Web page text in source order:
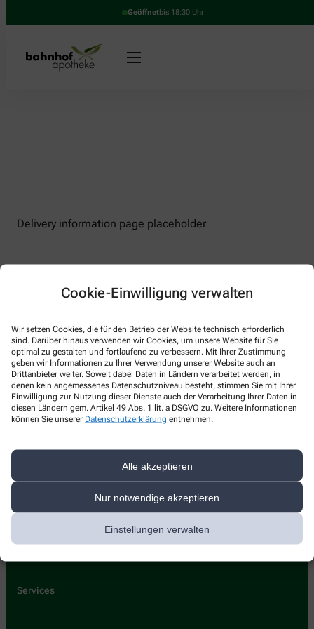
Cookie-Einwilligung verwalten
Wir setzen Cookies, die für den Betrieb der Website technisch erforderlich
sind. Darüber hinaus verwenden wir Cookies, um unsere Website für Sie
optimal zu gestalten und fortlaufend zu verbessern. Mit Ihrer Zustimmung
geben wir Informationen zu Ihrer Verwendung unserer Website auch an
Drittanbieter weiter. Soweit dabei Daten in Ländern verarbeitet werden, in
denen kein angemessenes Datenschutzniveau besteht, stimmen Sie mit Ihrer
Einwilligung zur Nutzung dieser Dienste auch der Verarbeitung Ihrer Daten in
diesen Ländern gem. Artikel 49 Abs. 1 lit. a DSGVO zu. Weitere Informationen
können Sie unserer Datenschutzerklärung entnehmen.
Alle akzeptieren
Nur notwendige akzeptieren
Einstellungen verwalten
Geöffnetbis 18:30 Uhr
Delivery information page placeholder
Kontakt
Bahnhof-Apotheke Delcare OHG
Bahnhofstr. 11-13,27749 Delmenhorst
04221 14506
bahnhof@apotheke-mueller.de
Über uns
Kontakt
Services